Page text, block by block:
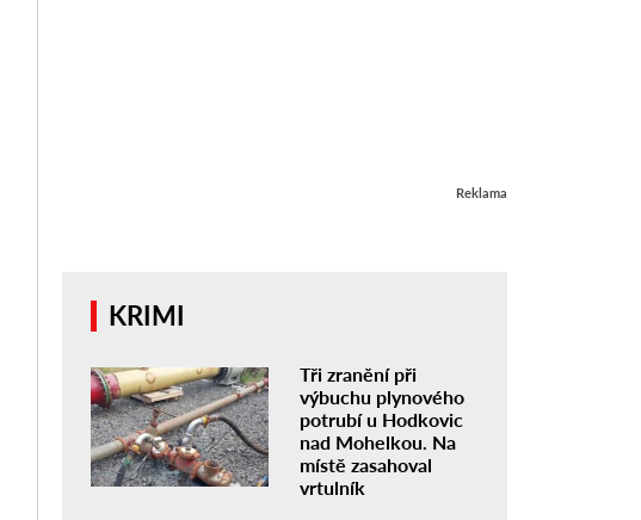
Reklama
KRIMI
Tři zranění při
výbuchu plynového
potrubí u Hodkovic
nad Mohelkou. Na
místě zasahoval
vrtulník